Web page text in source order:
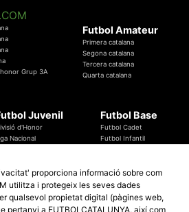
Grup 3A
Futbol Amateur
Primera catalana
Segona catalana
Tercera catalana
Quarta catalana
Juvenil
d'Honor
Nacional
Futbol Base
Futbol Cadet
Futbol Infantil
Especials
Copa Catalunya Absoluta 2019
proporciona informació sobre com
utilitza i protegeix les seves dades
qualsevol propietat digital (pàgines web,
pertanyi a FUTBOLCATALUNYA, així com